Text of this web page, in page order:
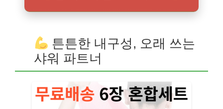
튼튼한 내구성, 오래 쓰는
샤워 파트너